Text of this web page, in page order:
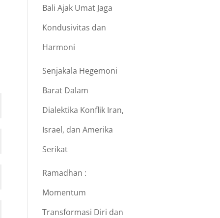
Bali Ajak Umat Jaga
Kondusivitas dan
Harmoni
Senjakala Hegemoni
Barat Dalam
Dialektika Konflik Iran,
Israel, dan Amerika
Serikat
Ramadhan :
Momentum
Transformasi Diri dan